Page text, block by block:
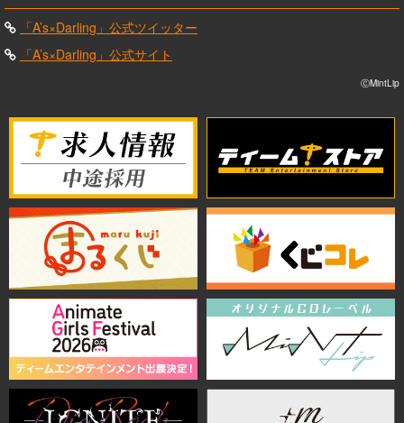
「A’s×Darling」公式ツイッター
「A’s×Darling」公式サイト
ⒸMintLip